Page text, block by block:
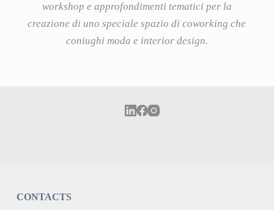
workshop e approfondimenti tematici per la
creazione di uno speciale spazio di coworking che
coniughi moda e interior design.
CONTACTS